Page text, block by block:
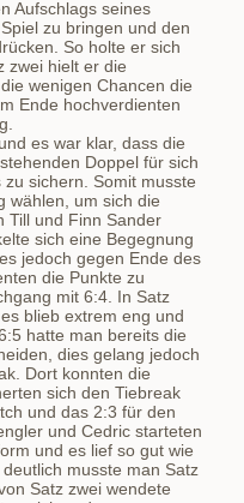
Aufschlags seines
zu bringen und den
So holte er sich
zwei hielt er die
wenigen Chancen die
Ende hochverdienten
es war klar, dass die
Doppel für sich
sichern. Somit musste
wählen, um sich die
Till und Finn Sander
sich eine Begegnung
jedoch gegen Ende des
die Punkte zu
mit 6:4. In Satz
blieb extrem eng und
hatte man bereits die
dies gelang jedoch
Dort konnten die
sich den Tiebreak
und das 2:3 für den
und Cedric starteten
und es lief so gut wie
musste man Satz
Satz zwei wendete